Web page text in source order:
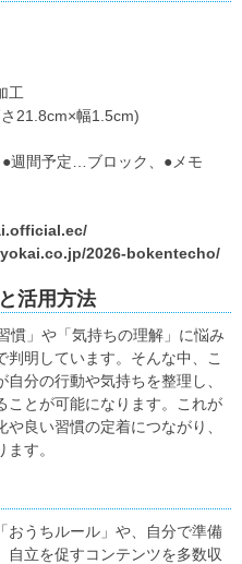
工
21.8cm×幅1.5cm)
週間予定…ブロック、●メモ
2026-bokentecho/
活用方法
慣」や「気持ちの理解」に悩み
明しています。そんな中、こ
分の行動や気持ちを整理し、
ことが可能になります。これが
良い習慣の定着につながり、
す。
おうちルール」や、自分で準備
自立を促すコンテンツを多数収